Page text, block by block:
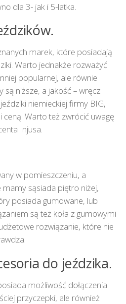
dla 3- jak i 5-latka.
marek, które posiadają
Warto jednakże rozważyć
popularnej, ale równie
są niższe, a jakość – wręcz
niemieckiej firmy BIG,
ceną. Warto też zwrócić uwagę
Injusa.
w pomieszczeniu, a
mamy sąsiada piętro niżej,
posiada gumowane, lub
są też koła z gumowymi
rozwiązanie, które nie
do jeździka.
możliwość dołączenia
przyczepki, ale również